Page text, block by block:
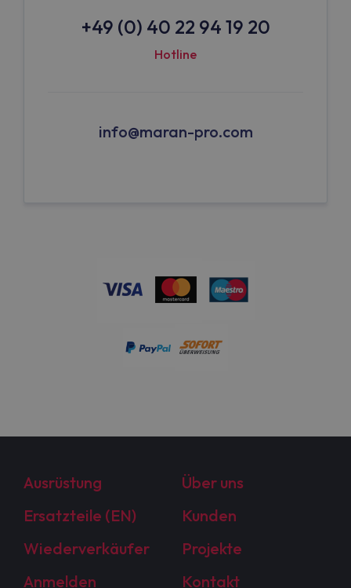
+49 (0) 40 22 94 19 20
Hotline
info@maran-pro.com
Ausrüstung
Über uns
Ersatzteile (EN)
Kunden
Wiederverkäufer
Projekte
Anmelden
Kontakt